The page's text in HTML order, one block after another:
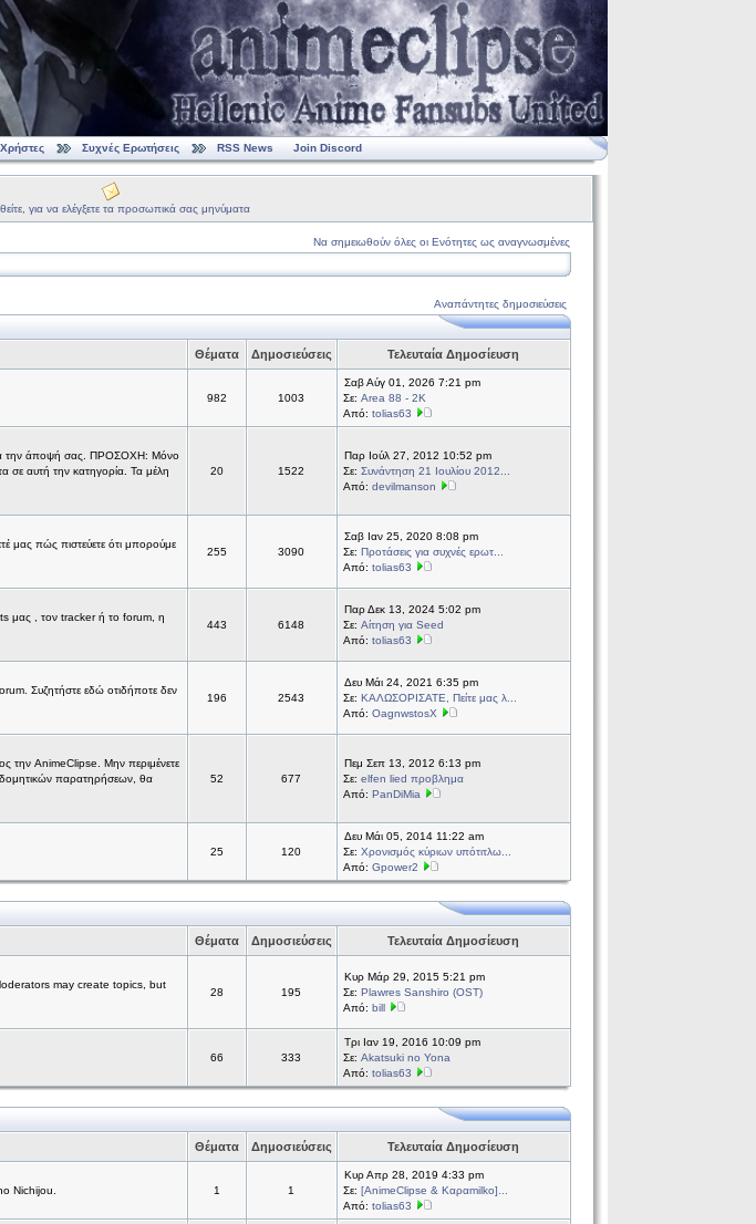
Χρήστες Συχνές Ερωτήσεις RSS News Join Discord
για να ελέγξετε τα προσωπικά σας μηνύματα
Να σημειωθούν όλες οι Ενότητες ως αναγνωσμένες
Αναπάντητες δημοσιεύσεις
Θέματα Δημοσιεύσεις Τελευταία Δημοσίευση
982 1003
Σαβ Αύγ 01, 2026 7:21 pm
Σε: Area 88 - 2K
Από: tolias63
την άποψή σας. ΠΡΟΣΟΧΗ: Μόνο
σε αυτή την κατηγορία. Τα μέλη
20 1522
Παρ Ιούλ 27, 2012 10:52 pm
Σε: Συνάντηση 21 Ιουλίου 2012...
Από: devilmanson
μας πώς πιστεύετε ότι μπορούμε
255 3090
Σαβ Ιαν 25, 2020 8:08 pm
Σε: Προτάσεις για συχνές ερωτ...
Από: tolias63
μας , τον tracker ή το forum, η
443 6148
Παρ Δεκ 13, 2024 5:02 pm
Σε: Αίτηση για Seed
Από: tolias63
Συζητήστε εδώ οτιδήποτε δεν
196 2543
Δευ Μάι 24, 2021 6:35 pm
Σε: ΚΑΛΩΣΟΡΙΣΑΤΕ, Πείτε μας λ...
Από: OagnwstosX
την AnimeClipse. Μην περιμένετε
παρατηρήσεων, θα
52 677
Πεμ Σεπ 13, 2012 6:13 pm
Σε: elfen lied προβλημα
Από: PanDiMia
25 120
Δευ Μάι 05, 2014 11:22 am
Σε: Χρονισμός κύριων υπότιτλω...
Από: Gpower2
Θέματα Δημοσιεύσεις Τελευταία Δημοσίευση
may create topics, but
28 195
Κυρ Μάρ 29, 2015 5:21 pm
Σε: Plawres Sanshiro (OST)
Από: bill
66 333
Τρι Ιαν 19, 2016 10:09 pm
Σε: Akatsuki no Yona
Από: tolias63
Θέματα Δημοσιεύσεις Τελευταία Δημοσίευση
Nichijou.
1 1
Κυρ Απρ 28, 2019 4:33 pm
Σε: [AnimeClipse & Καραmilko]...
Από: tolias63